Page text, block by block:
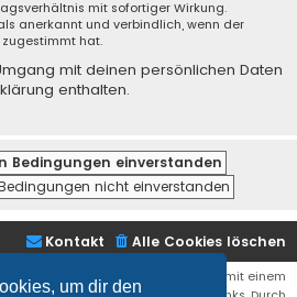
um dir den
mit sofortiger Wirkung.
anerkannt und verbindlich, wenn der
hat.
mit deinen persönlichen Daten
enthalten.
Alle Cookies löschen
Kontakt
Ebay, Aliexpress, ...) und Links, die mit einem